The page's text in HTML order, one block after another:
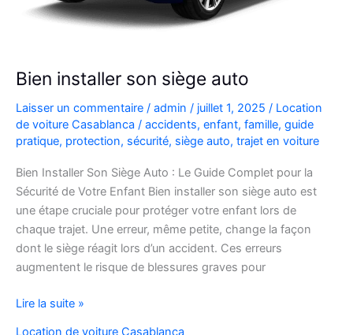
Bien installer son siège auto
Laisser un commentaire / admin / juillet 1, 2025 / Location
de voiture Casablanca / accidents, enfant, famille, guide
pratique, protection, sécurité, siège auto, trajet en voiture
Bien Installer Son Siège Auto : Le Guide Complet pour la
Sécurité de Votre Enfant Bien installer son siège auto est
une étape cruciale pour protéger votre enfant lors de
chaque trajet. Une erreur, même petite, change la façon
dont le siège réagit lors d’un accident. Ces erreurs
augmentent le risque de blessures graves pour
Bien
Lire la suite »
Location de voiture Casablanca